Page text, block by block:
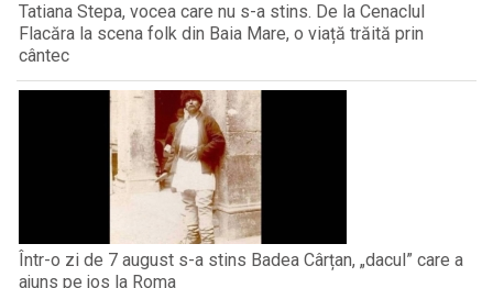
Tatiana Stepa, vocea care nu s-a stins. De la Cenaclul
Flacăra la scena folk din Baia Mare, o viață trăită prin
cântec
Într-o zi de 7 august s-a stins Badea Cârțan, „dacul” care a
ajuns pe jos la Roma